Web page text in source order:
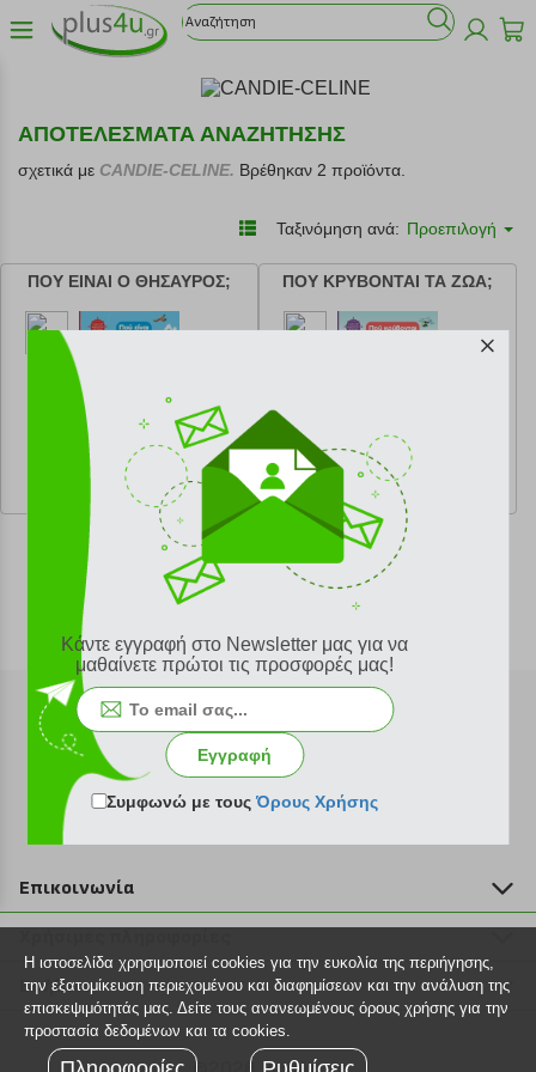
ΑΠΟΤΕΛΕΣΜΑΤΑ ΑΝΑΖΗΤΗΣΗΣ
σχετικά με CANDIE-CELINE. Βρέθηκαν 2 προϊόντα.
Ταξινόμηση ανά: Προεπιλογή
ΠΟΥ ΕΙΝΑΙ Ο ΘΗΣΑΥΡΟΣ;
κωδ. 108218425
7.92 €
Ελάχιστη 30 ημερών 8.80 €
Προτεινόμενη λιανική 8.80 €
ΠΟΥ ΚΡΥΒΟΝΤΑΙ ΤΑ ΖΩΑ;
108218424
7.92 €
Ελάχιστη 30 ημερών 8.80 €
Προτεινόμενη λιανική 8.80 €
Εγγραφή στο newsletter
Επικοινωνία
211 2000 700
info@plus4u.gr
Η εταιρία
Σημεία παραλαβής
Ευκαιρίες καριέρας
Βοήθεια
Εξέλιξη παραγγελίας
Τρόποι παραγγελίας
Κάντε εγγραφή στο Newsletter μας για να
μαθαίνετε πρώτοι τις προσφορές μας!
Εγγραφή
Συμφωνώ με τουςΌρους Χρήσης
Η ιστοσελίδα χρησιμοποιεί cookies για την ευκολία της περιήγησης,
την εξατομίκευση περιεχομένου και διαφημίσεων και την ανάλυση της
επισκεψιμότητάς μας. Δείτε τους ανανεωμένους όρους χρήσης για την
προστασία δεδομένων και τα cookies.